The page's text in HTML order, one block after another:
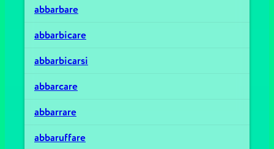
abbarbare
abbarbicare
abbarbicarsi
abbarcare
abbarrare
abbaruffare